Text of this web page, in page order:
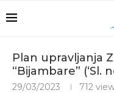
Plan upravljanja
“Bijambare” (‘Sl.
29/03/2023 712